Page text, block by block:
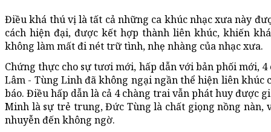
Điều khá thú vị là tất cả những ca khúc nhạc xưa này
cách hiện đại, được kết hợp thành liên khúc, khiến
không làm mất đi nét trữ tình, nhẹ nhàng của nhạc xưa.
Chứng thực cho sự tươi mới, hấp dẫn với bản phối mới,
Lâm - Tùng Linh đã không ngại ngần thể hiện liên khúc
báo. Điều hấp dẫn là cả 4 chàng trai vẫn phát huy được
Minh là sự trẻ trung, Đức Tùng là chất giọng nồng nàn,
nhuyễn đến không ngờ.